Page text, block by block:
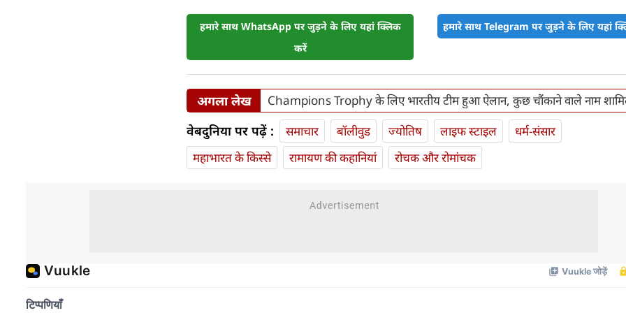
हमारे साथ WhatsApp पर जुड़ने के लिए यहां क्लिक
करें
हमारे साथ Telegram पर जुड़ने के लिए यहां
अगला लेख Champions Trophy के लिए भारतीय टीम हुआ ऐलान, कुछ चौंकाने वाले नाम
वेबदुनिया पर पढ़ें : समाचार बॉलीवुड ज्योतिष लाइफ स्‍टाइल
धर्म-संसार
महाभारत के किस्से
रामायण की कहानियां रोचक और रोमांचक